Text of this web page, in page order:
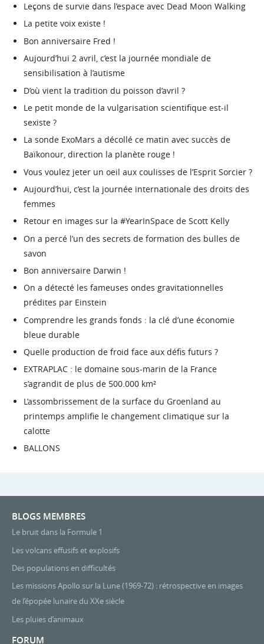
Leçons de survie dans l’espace avec Dead Moon Walking
La petite voix existe !
Bon anniversaire Fred !
Aujourd’hui 2 avril, c’est la journée mondiale de
sensibilisation à l’autisme
D’où vient la tradition du poisson d’avril ?
Le petit monde de la vulgarisation scientifique est-il
sexiste ?
La sonde ExoMars a décollé ce matin avec succès de
Baïkonour, direction la planète rouge !
Vous voulez jeter un oeil aux coulisses de l’Esprit Sorcier ?
Aujourd’hui, c’est la journée internationale des droits des
femmes
Retour en images sur la #YearInSpace de Scott Kelly
On a percé l’un des secrets de formation des bulles de
savon
Bon anniversaire Darwin !
On a détecté les fameuses ondes gravitationnelles
prédites par Einstein
Comprendre les grands fonds : la clé d’une économie
bleue durable
Quelle production de froid face aux défis futurs ?
EXTRAPLAC : le domaine sous-marin de la France
s’agrandit de plus de 500.000 km²
L’assombrissement de la surface du Groenland au
printemps amplifie le changement climatique sur la
calotte
BALLONS
BLOGS MEMBRES
Le bruit dans la Formule 1
Les volcans effusifs et explosifs
Des populations en difficultés
Les missions Apollo sur la Lune (1969-72) : rétrospective en images
de l’épopée lunaire du XXe siècle
Les pluies d’animaux
FORUM